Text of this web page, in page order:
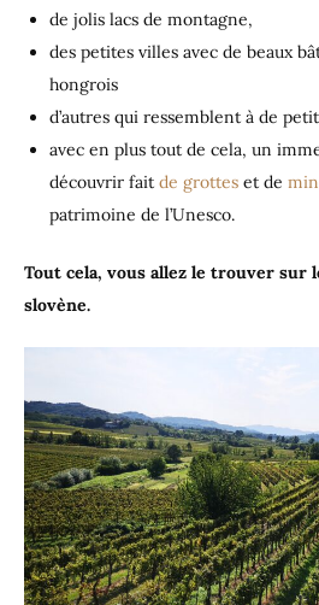
de jolis lacs de montagne,
des petites villes avec de beaux
hongrois
d’autres qui ressemblent à de
avec en plus tout de cela, un
découvrir fait de grottes et de
patrimoine de l’Unesco.
Tout cela, vous allez le trouver
slovène.